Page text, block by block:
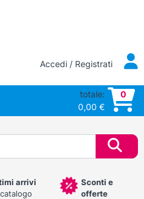
Accedi / Registrati
totale:
0,00 €
0
arrivi
Sconti e
offerte